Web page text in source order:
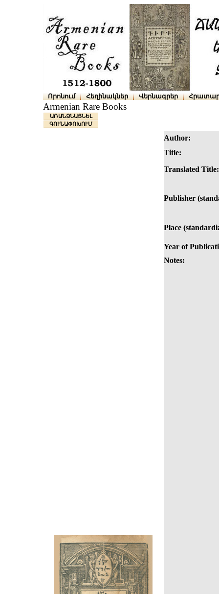
Որոնում Հեղինակներ Վերնագրեր
Armenian Rare Books
ԱՌԱՆՁՆԱՑՆԵԼ
ԳՈՒՆԱՓՈԽՈՒՄ
Author:
Title:
Translated Title:
Publisher
Place
Year of
Notes: